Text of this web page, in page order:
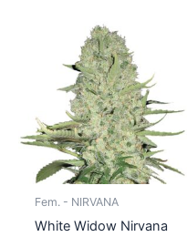
Fem. - NIRVANA
White Widow Nirvana